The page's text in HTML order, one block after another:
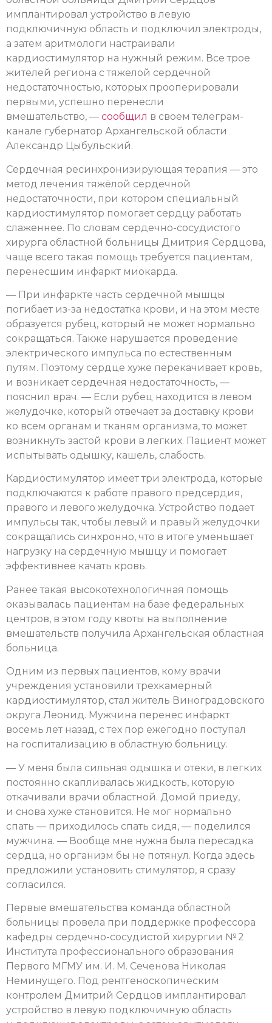
имплантировал устройство в левую
подключичную область и подключил электроды,
а затем аритмологи настраивали
кардиостимулятор на нужный режим. Все трое
жителей региона с тяжелой сердечной
недостаточностью, которых прооперировали
первыми, успешно перенесли
вмешательство, — сообщил в своем телеграм-
канале губернатор Архангельской области
Александр Цыбульский.
Сердечная ресинхронизирующая терапия — это
метод лечения тяжёлой сердечной
недостаточности, при котором специальный
кардиостимулятор помогает сердцу работать
слаженнее. По словам сердечно-сосудистого
хирурга областной больницы Дмитрия Сердцова,
чаще всего такая помощь требуется пациентам,
перенесшим инфаркт миокарда.
— При инфаркте часть сердечной мышцы
погибает из-за недостатка крови, и на этом месте
образуется рубец, который не может нормально
сокращаться. Также нарушается проведение
электрического импульса по естественным
путям. Поэтому сердце хуже перекачивает кровь,
и возникает сердечная недостаточность, —
пояснил врач. — Если рубец находится в левом
желудочке, который отвечает за доставку крови
ко всем органам и тканям организма, то может
возникнуть застой крови в легких. Пациент может
испытывать одышку, кашель, слабость.
Кардиостимулятор имеет три электрода, которые
подключаются к работе правого предсердия,
правого и левого желудочка. Устройство подает
импульсы так, чтобы левый и правый желудочки
сокращались синхронно, что в итоге уменьшает
нагрузку на сердечную мышцу и помогает
эффективнее качать кровь.
Ранее такая высокотехнологичная помощь
оказывалась пациентам на базе федеральных
центров, в этом году квоты на выполнение
вмешательств получила Архангельская областная
больница.
Одним из первых пациентов, кому врачи
учреждения установили трехкамерный
кардиостимулятор, стал житель Виноградовского
округа Леонид. Мужчина перенес инфаркт
восемь лет назад, с тех пор ежегодно поступал
на госпитализацию в областную больницу.
— У меня была сильная одышка и отеки, в легких
постоянно скапливалась жидкость, которую
откачивали врачи областной. Домой приеду,
и снова хуже становится. Не мог нормально
спать — приходилось спать сидя, — поделился
мужчина. — Вообще мне нужна была пересадка
сердца, но организм бы не потянул. Когда здесь
предложили установить стимулятор, я сразу
согласился.
Первые вмешательства команда областной
больницы провела при поддержке профессора
кафедры сердечно-сосудистой хирургии № 2
Института профессионального образования
Первого МГМУ им. И. М. Сеченова Николая
Неминущего. Под рентгеноскопическим
контролем Дмитрий Сердцов имплантировал
устройство в левую подключичную область